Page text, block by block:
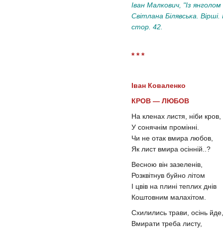
Іван Малкович, "Із
Світлана Білявська.
стор. 42.
* * *
Іван Коваленко
КРОВ — ЛЮБОВ
На кленах листя, ніби кров,
У сонячнім промінні.
Чи не отак вмира любов,
Як лист вмира осінній..?
Весною він зазеленів,
Розквітнув буйно літом
І цвів на плині теплих днів
Коштовним малахітом.
Схилились трави, осінь йде,
Вмирати треба листу,